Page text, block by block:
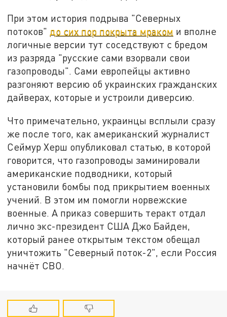
При этом история подрыва "Северных
потоков" до сих пор покрыта мраком и вполне
логичные версии тут соседствуют с бредом
из разряда "русские сами взорвали свои
газопроводы". Сами европейцы активно
разгоняют версию об украинских гражданских
дайверах, которые и устроили диверсию.
Что примечательно, украинцы всплыли сразу
же после того, как американский журналист
Сеймур Херш опубликовал статью, в которой
говорится, что газопроводы заминировали
американские подводники, который
установили бомбы под прикрытием военных
учений. В этом им помогли норвежские
военные. А приказ совершить теракт отдал
лично экс-президент США Джо Байден,
который ранее открытым текстом обещал
уничтожить "Северный поток-2", если Россия
начнёт СВО.